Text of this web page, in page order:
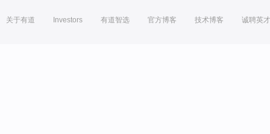
关于有道 Investors 有道智选 官方博客 技术博客 诚聘英才